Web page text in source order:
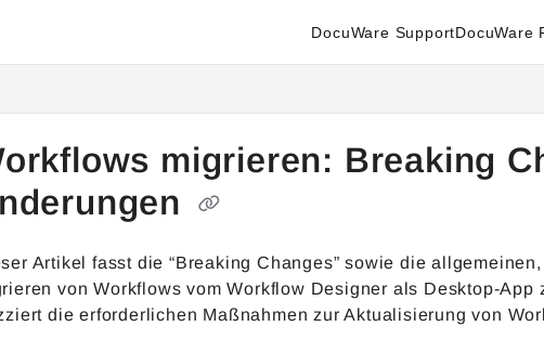
further.
DocuWare SupportDocuWare
migrieren: Breaking
Artikel fasst die “Breaking Changes” sowie die
von Workflows vom Workflow Designer als Desktop-
die erforderlichen Maßnahmen zur Aktualisierung von